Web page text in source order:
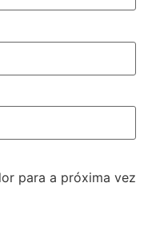
para a próxima vez